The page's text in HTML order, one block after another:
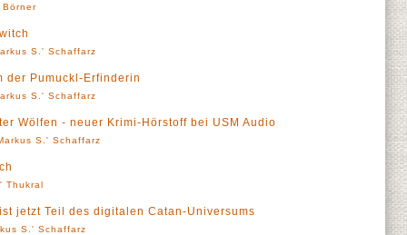
S.' Schaffarz
der Pumuckl-Erfinderin
S.' Schaffarz
Wölfen - neuer Krimi-Hörstoff bei USM Audio
S.' Schaffarz
Thukral
jetzt Teil des digitalen Catan-Universums
S.' Schaffarz